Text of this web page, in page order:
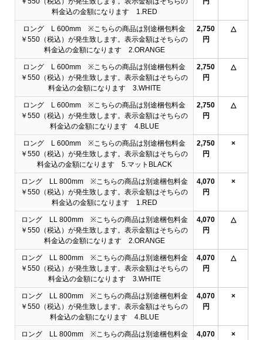
料金込の金額になります 1.RED
ロング L 600mm ※こちらの商品は別途梱包料金
￥550（税込）が発生致します。表示金額はそちらの
料金込の金額になります 2.ORANGE
2,750
円
△
ロング L 600mm ※こちらの商品は別途梱包料金
￥550（税込）が発生致します。表示金額はそちらの
料金込の金額になります 3.WHITE
2,750
円
△
ロング L 600mm ※こちらの商品は別途梱包料金
￥550（税込）が発生致します。表示金額はそちらの
料金込の金額になります 4.BLUE
2,750
円
△
ロング L 600mm ※こちらの商品は別途梱包料金
￥550（税込）が発生致します。表示金額はそちらの
料金込の金額になります 5.マットBLACK
2,750
円
×
ロング LL 800mm ※こちらの商品は別途梱包料金
￥550（税込）が発生致します。表示金額はそちらの
料金込の金額になります 1.RED
4,070
円
×
ロング LL 800mm ※こちらの商品は別途梱包料金
￥550（税込）が発生致します。表示金額はそちらの
料金込の金額になります 2.ORANGE
4,070
円
△
ロング LL 800mm ※こちらの商品は別途梱包料金
￥550（税込）が発生致します。表示金額はそちらの
料金込の金額になります 3.WHITE
4,070
円
△
ロング LL 800mm ※こちらの商品は別途梱包料金
￥550（税込）が発生致します。表示金額はそちらの
料金込の金額になります 4.BLUE
4,070
円
×
ロング LL 800mm ※こちらの商品は別途梱包料金
4,070
×